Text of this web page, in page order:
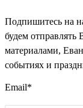
Подпишитесь на
будем
материалами,
событиях и
Email*